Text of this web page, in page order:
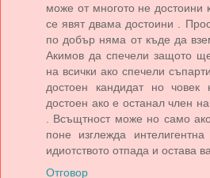
може от многото не достоини
се явят двама достоини .
по добър няма от къде да
Акимов да спечели защото
на всички ако спечели
достоен кандидат но
достоен ако е останал член
. Всъщтност може но само
поне изглежда
идиотството отпада и остава
Отговор